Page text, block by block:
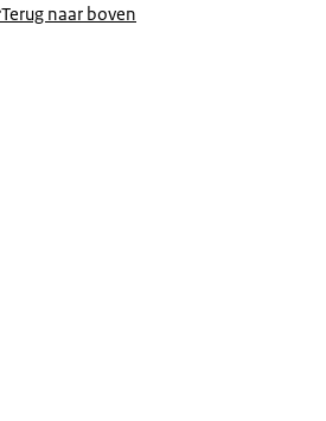
Terug naar boven